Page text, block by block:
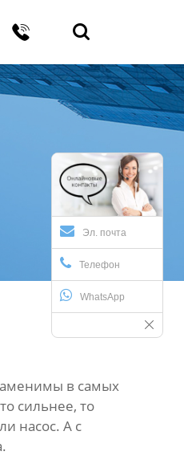
 
Эл. почта
Телефон
WhatsApp
в самых
сильнее, то
насос. А с